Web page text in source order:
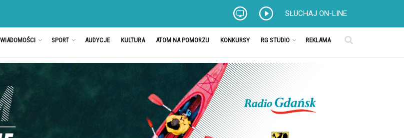
SŁUCHAJ ON-LINE
WIADOMOŚCI SPORT AUDYCJE KULTURA ATOM NA POMORZU KONKURSY RG STUDIO REKLAMA